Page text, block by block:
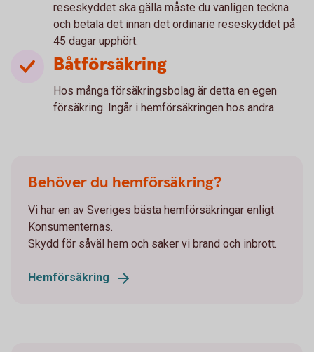
reseskyddet ska gälla måste du vanligen teckna
och betala det innan det ordinarie reseskyddet på
45 dagar upphört.
Båtförsäkring
Hos många försäkringsbolag är detta en egen
försäkring. Ingår i hemförsäkringen hos andra.
Behöver du hemförsäkring?
Vi har en av Sveriges bästa hemförsäkringar enligt
Konsumenternas.
Skydd för såväl hem och saker vi brand och inbrott.
Hemförsäkring